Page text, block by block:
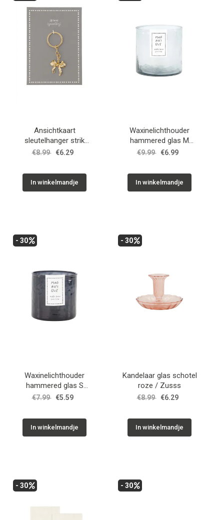
WONEN
STATIONERY
WELNESS
FOOD
KIDS
Ansichtkaart
sleutelhanger strik
wit/goud / Zusss
€8.99 €6.29
In winkelmandje
Waxinelichthouder
hammered glas M
grijsblauw / Zusss
€9.99 €6.99
In winkelmandje
- 30
Waxinelichthouder
hammered glas S
antracietgrijs / Zusss
€7.99 €5.59
In winkelmandje
- 30
Kandelaar glas schotel
roze / Zusss
€8.99 €6.29
In winkelmandje
- 30 - 30